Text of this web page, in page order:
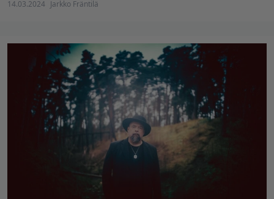
14.03.2024 Jarkko Fräntilä